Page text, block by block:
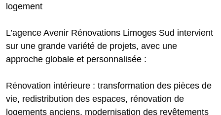
logement
L’agence Avenir Rénovations Limoges Sud intervient
sur une grande variété de projets, avec une
approche globale et personnalisée :
Rénovation intérieure : transformation des pièces de
vie, redistribution des espaces, rénovation de
logements anciens, modernisation des revêtements